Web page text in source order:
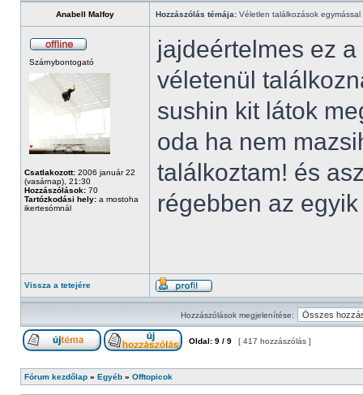
Anabell Malfoy Hozzászólás témája: Véletlen találkozások egymással
Szárnybontogató
Csatlakozott: 2006 január 22
(vasárnap), 21:30
Hozzászólások: 70
Tartózkodási hely: a mostoha
ikertesómnál
jajdeértelmes ez
véletenül
sushin kit látok
oda ha nem
találkoztam! és
régebben az
Vissza a tetejére
Hozzászólások megjelenítése:
Oldal: 9 / 9 [ 417 hozzászólás ]
Fórum kezdőlap » Egyéb » Offtopicok